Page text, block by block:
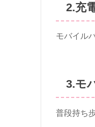
2.充
モバイル
3.モ
普段持ち